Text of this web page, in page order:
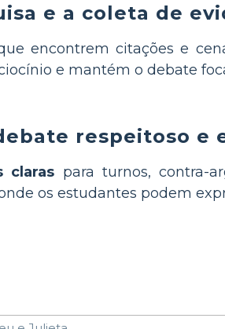
e a coleta de
encontrem citações e
e mantém o debate
respeitoso e
claras para turnos, contra-
os estudantes podem